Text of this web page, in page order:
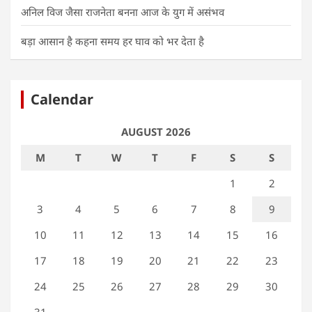
अनिल विज जैसा राजनेता बनना आज के युग में असंभव
बड़ा आसान है कहना समय हर घाव को भर देता है
Calendar
AUGUST 2026
M
T W T F S
S
1
2
3
4 5 6 7 8
9
10
11 12 13 14 15
16
17
18 19 20 21 22
23
24
25 26 27 28 29
30